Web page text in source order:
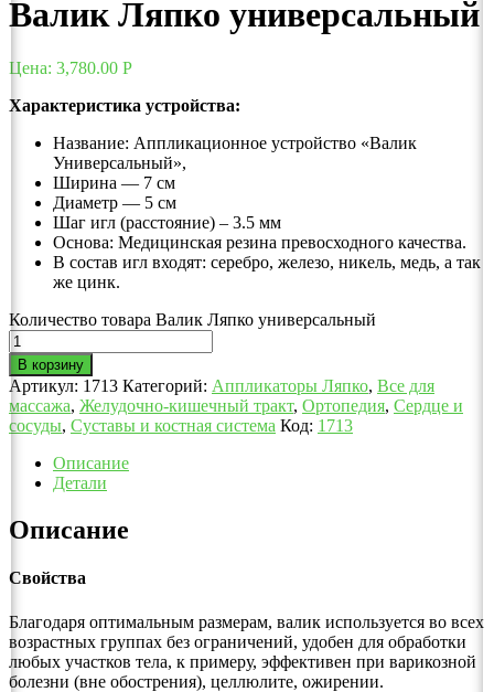
Валик Ляпко универсальный
Цена: 3,780.00 Р
Характеристика устройства:
Название: Аппликационное устройство «Валик
Универсальный»,
Ширина — 7 см
Диаметр — 5 см
Шаг игл (расстояние) – 3.5 мм
Основа: Медицинская резина превосходного качества.
В состав игл входят: серебро, железо, никель, медь, а так
же цинк.
Количество товара Валик Ляпко универсальный
В корзину
Артикул: 1713 Категорий: Аппликаторы Ляпко, Все для
массажа, Желудочно-кишечный тракт, Ортопедия, Сердце и
сосуды, Суставы и костная система Код: 1713
Описание
Детали
Описание
Свойства
Благодаря оптимальным размерам, валик используется во всех
возрастных группах без ограничений, удобен для обработки
любых участков тела, к примеру, эффективен при варикозной
болезни (вне обострения), целлюлите, ожирении.